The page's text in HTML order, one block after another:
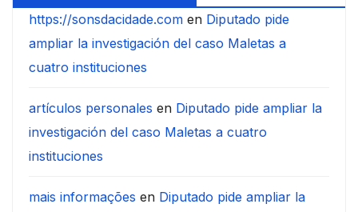
https://sonsdacidade.com en Diputado pide
ampliar la investigación del caso Maletas a
cuatro instituciones
artículos personales en Diputado pide ampliar la
investigación del caso Maletas a cuatro
instituciones
mais informações en Diputado pide ampliar la